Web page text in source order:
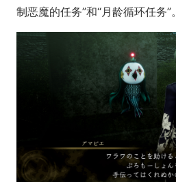
制恶魔的任务”和“月龄循环任务”。